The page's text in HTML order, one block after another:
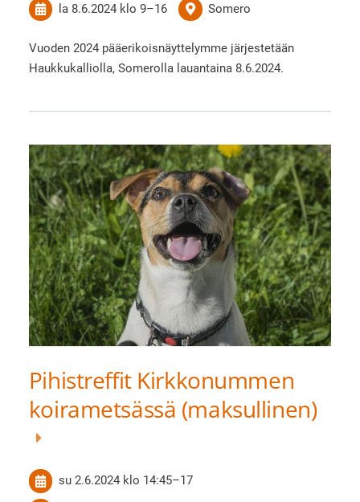
la 8.6.2024 klo 9–16 Somero
Vuoden 2024 pääerikoisnäyttelymme järjestetään
Haukkukalliolla, Somerolla lauantaina 8.6.2024.
Pihistreffit Kirkkonummen
koirametsässä (maksullinen)
su 2.6.2024 klo 14:45–17